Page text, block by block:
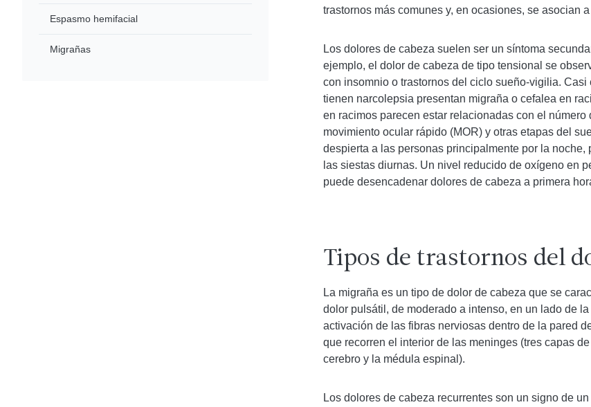
Espasmo hemifacial
Migrañas
trastornos más comunes y, en ocasiones, se asocian
Los dolores de cabeza suelen ser un síntoma
ejemplo, el dolor de cabeza de tipo tensional se
con insomnio o trastornos del ciclo sueño-vigilia. Casi
tienen narcolepsia presentan migraña o cefalea en
en racimos parecen estar relacionadas con el número
movimiento ocular rápido (MOR) y otras etapas del
despierta a las personas principalmente por la noche,
las siestas diurnas. Un nivel reducido de oxígeno en
puede desencadenar dolores de cabeza a primera
Tipos de trastornos del
La migraña es un tipo de dolor de cabeza que se
dolor pulsátil, de moderado a intenso, en un lado de
activación de las fibras nerviosas dentro de la pared
que recorren el interior de las meninges (tres capas
cerebro y la médula espinal).
Los dolores de cabeza recurrentes son un signo de